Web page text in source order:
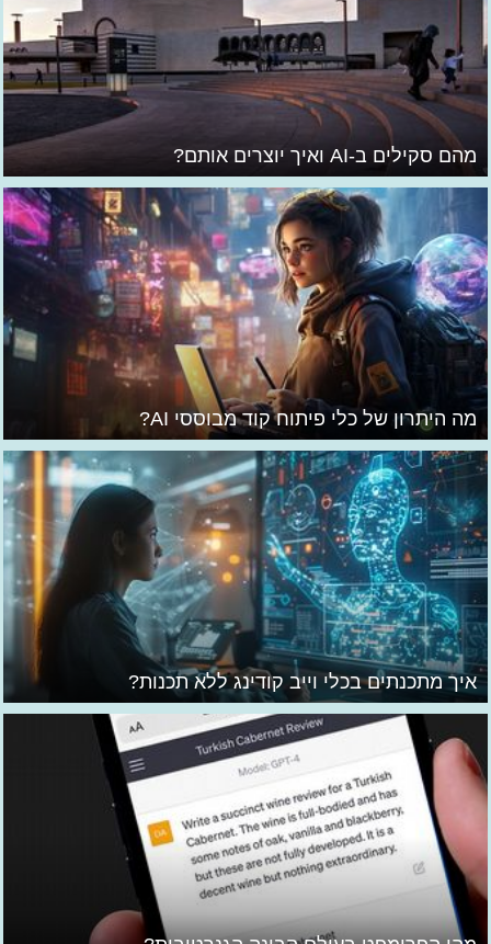
מהם סקילים ב-AI ואיך יוצרים אותם?
מה היתרון של כלי פיתוח קוד מבוססי AI?
איך מתכנתים בכלי וייב קודינג ללא תכנות?